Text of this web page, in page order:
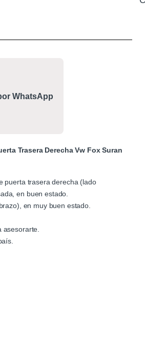
WhatsApp
Trasera Derecha Vw Fox Suran
puerta trasera derecha (lado
en buen estado.
en muy buen estado.
asesorarte.